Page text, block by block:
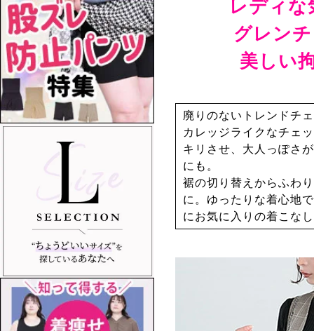
レディな
グレン
美しい
廃りのないトレンドチ
カレッジライクなチェ
キリさせ、大人っぽさ
にも。
裾の切り替えからふわ
に。ゆったりな着心地
にお気に入りの着こな